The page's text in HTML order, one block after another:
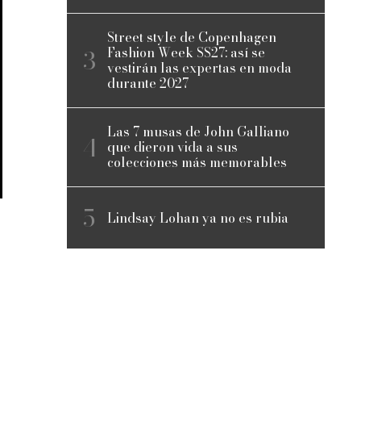
Street style de Copenhagen
Fashion Week SS27: así se
vestirán las expertas en moda
durante 2027
Las 7 musas de John Galliano
que dieron vida a sus
colecciones más memorables
Lindsay Lohan ya no es rubia